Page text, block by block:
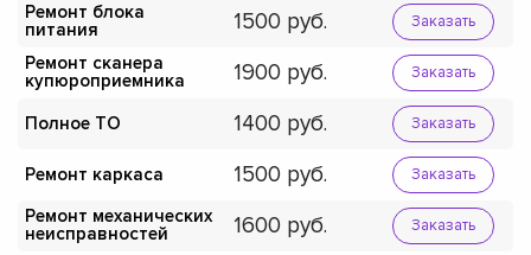
Ремонт блока
питания
1500 Заказать
Ремонт сканера
купюроприемника
1900 Заказать
Полное ТО 1400 Заказать
Ремонт каркаса 1500 Заказать
Ремонт механических
неисправностей
1600 Заказать